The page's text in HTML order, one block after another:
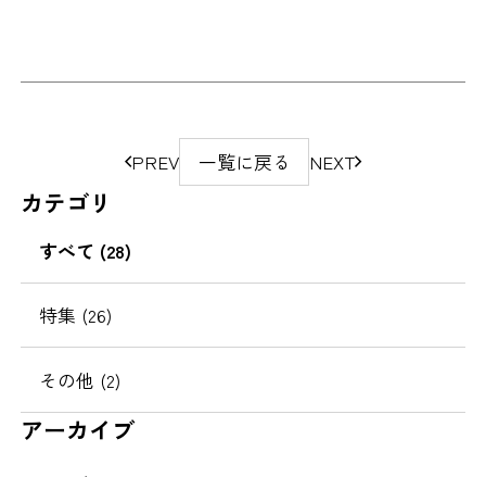
ジ
動
PREV 一覧に戻る NEXT
カテゴリ
すべて (28)
特集 (26)
その他 (2)
アーカイブ